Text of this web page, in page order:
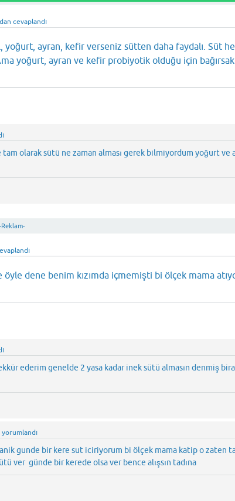
cevaplandı
yoğurt, ayran, kefir verseniz sütten daha faydalı. Süt
yoğurt, ayran ve kefir probiyotik olduğu için
tam olarak sütü ne zaman alması gerek bilmiyordum yoğurt ve
-Reklam-
dene benim kızımda içmemişti bi ölçek mama
ederim genelde 2 yasa kadar inek sütü almasın denmiş
yorumlandı
gunde bir kere sut iciriyorum bi ölçek mama katip o zaten
ver günde bir kerede olsa ver bence alışsın tadına